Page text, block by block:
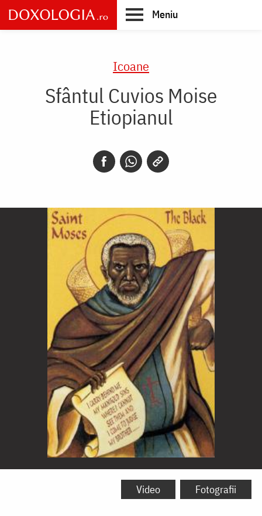
Skip
to
main
Meniu
Icoane
Sfântul Cuvios Moise
Etiopianul
Sfântul
Video Fotografii